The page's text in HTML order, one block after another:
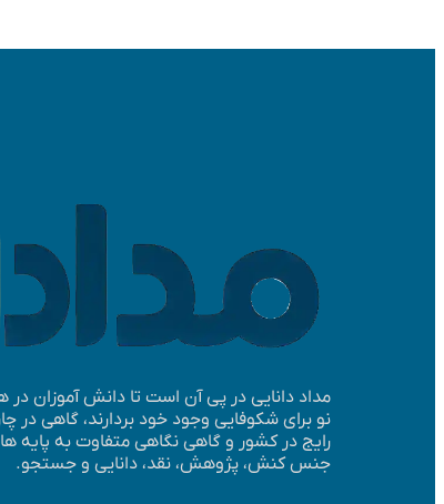
مداد دانایی در پی آن است تا دانش آموزان
نو برای شکوفایی وجود خود بردارند، گاهی در
رایج در کشور و گاهی نگاهی متفاوت به پایه­
جنس کنش، پژوهش، نقد، دانایی و جستجو.